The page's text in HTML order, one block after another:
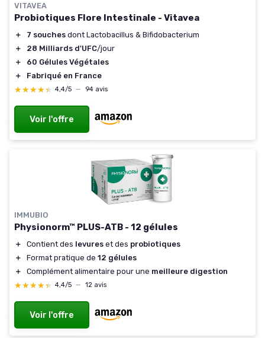
VITAVEA
Probiotiques Flore Intestinale - Vitavea
＋ 7 souches dont Lactobacillus & Bifidobacterium
＋
28 Milliards d'UFC/jour
＋
60 Gélules Végétales
＋
Fabriqué en France
★★★★★
★★★★★ 4,4/5 — 94 avis
Voir l'offre
IMMUBIO
Physionorm™ PLUS-ATB - 12 gélules
＋ Contient des levures et des probiotiques
＋
Format pratique de 12 gélules
＋
Complément alimentaire pour une meilleure digestion
★★★★★
★★★★★ 4,4/5 — 12 avis
Voir l'offre